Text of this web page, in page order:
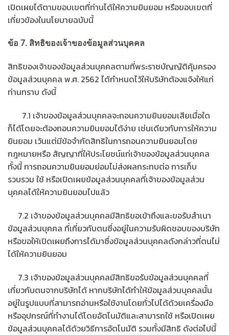
เปิดเผยได้ตามขอบเขตที่ท่านได้ให้ความยินยอม หรือขอบเขตที่
เกี่ยวข้องในนโยบายฉบับนี้
ข้อ 7. สิทธิของเจ้าของข้อมูลส่วนบุคคล
สิทธิของเจ้าของข้อมูลส่วนบุคคลตามที่พระราชบัญญัติคุ้มครอง
ข้อมูลส่วนบุคคล พ.ศ. 2562 ได้กำหนดไว้ให้บริษัทต้องแจ้งให้แก่
ท่านทราบ ดังนี้
7.1 เจ้าของข้อมูลส่วนบุคคลจะถอนความยินยอมเสียเมื่อใด
ก็ได้โดยจะต้องถอนความยินยอมได้ง่าย เช่นเดียวกับการให้ความ
ยินยอม เว้นแต่มีข้อจำกัดสิทธิในการถอนความยินยอมโดย
กฎหมายหรือ สัญญาที่ให้ประโยชน์แก่เจ้าของข้อมูลส่วนบุคคล
ทั้งนี้ การถอนความยินยอมย่อมไม่ส่งผลกระทบต่อ การเก็บ
รวบรวม ใช้ หรือเปิดเผยข้อมูลส่วนบุคคลที่เจ้าของข้อมูลส่วน
บุคคลได้ให้ความยินยอมไปแล้ว
7.2 เจ้าของข้อมูลส่วนบุคคลมีสิทธิขอเข้าถึงและขอรับสำเนา
ข้อมูลส่วนบุคคล ที่เกี่ยวกับตนซึ่งอยู่ในความรับผิดชอบของบริษัท
หรือขอให้เปิดเผยถึงการได้มาซึ่งข้อมูลส่วนบุคคลดังกล่าวที่ตนไม่
ได้ให้ความยินยอม
7.3 เจ้าของข้อมูลส่วนบุคคลมีสิทธิขอรับข้อมูลส่วนบุคคลที่
เกี่ยวกับตนจากบริษัทได้ หากบริษัทได้ทำให้ข้อมูลส่วนบุคคลนั้น
อยู่ในรูปแบบที่สามารถอ่านหรือใช้งานโดยทั่วไปได้ด้วยเครื่องมือ
หรืออุปกรณ์ที่ทำงานได้โดยอัตโนมัติและสามารถใช้ หรือเปิดเผย
ข้อมูลส่วนบุคคลได้ด้วยวิธีการอัตโนมัติ รวมทั้งมีสิทธิ ดังต่อไปนี้